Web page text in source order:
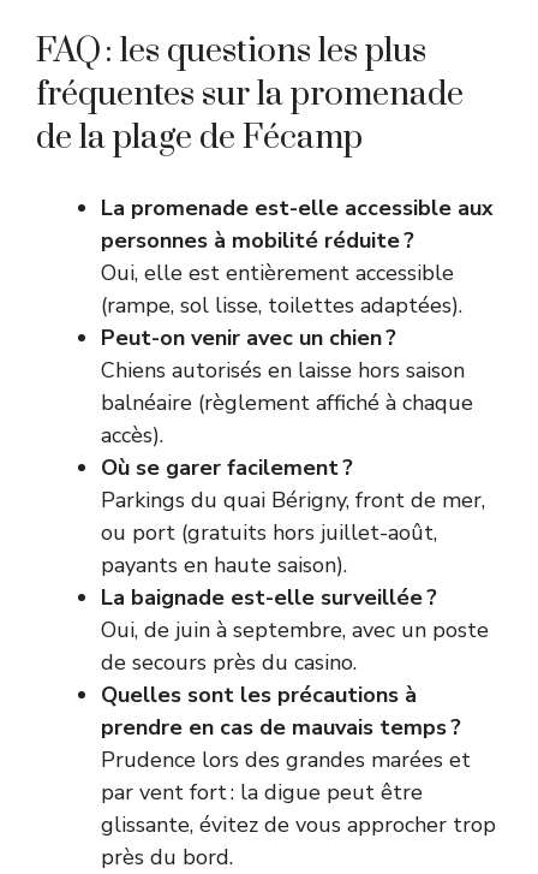
FAQ : les questions les plus
fréquentes sur la promenade
de la plage de Fécamp
La promenade est-elle accessible aux
personnes à mobilité réduite ?
Oui, elle est entièrement accessible
(rampe, sol lisse, toilettes adaptées).
Peut-on venir avec un chien ?
Chiens autorisés en laisse hors saison
balnéaire (règlement affiché à chaque
accès).
Où se garer facilement ?
Parkings du quai Bérigny, front de mer,
ou port (gratuits hors juillet-août,
payants en haute saison).
La baignade est-elle surveillée ?
Oui, de juin à septembre, avec un poste
de secours près du casino.
Quelles sont les précautions à
prendre en cas de mauvais temps ?
Prudence lors des grandes marées et
par vent fort : la digue peut être
glissante, évitez de vous approcher trop
près du bord.